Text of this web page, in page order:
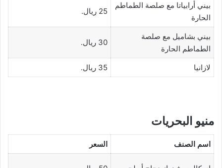
بيني أرابياتا مع صلصة الطماطم
الحارة
25 ريال.
بيني بشاميل مع صلصة
الطماطم الحارة
30 ريال.
لازانيا 35 ريال.
منيو البحريات
اسم الصنف السعر